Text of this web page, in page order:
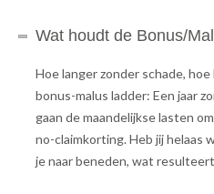
Wat houdt de Bonus/
Hoe langer zonder schade,
bonus-malus ladder: Een jaar
gaan de maandelijkse lasten
no-claimkorting. Heb jij helaas
je naar beneden, wat